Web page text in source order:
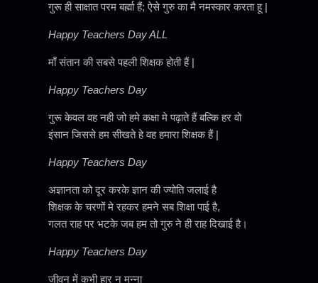
गुरू ही साक्षात परम बर्ह्मा हैं; ऐसे गुरु का मै नमस्कार करता हू |
Happy Teachers Day ALL
माँ संतान की सबसे पहली शिक्षक होती हैं |
Happy Teachers Day
गुरू केवल वह नही जो हमे कक्षा मे पढ़ाते हैं बल्कि हर वो
इंसान जिससे हम सीखते हे वह हमारा शिक्षक हैं |
Happy Teachers Day
अज्ञानता को दूर करके ज्ञान की ज्योति जलाई है
शिक्षक के चरणों मे रहकर हमने सब शिक्षा पाई है,
गलत राह पर भटके जब हम तो गुरु ने ही राह दिखाई है।
Happy Teachers Day
जीवन में कभी हार न मन्ना